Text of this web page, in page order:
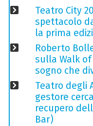
Teatro City
spettacolo
la prima
Roberto
sulla Walk
sogno che
Teatro degli
gestore
recupero
Bar)